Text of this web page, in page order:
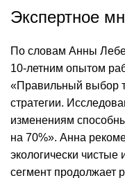
Экспертное
По словам Анны
10-летним опытом
«Правильный выбор
стратегии.
изменениям
на 70%». Анна
экологически чистые
сегмент продолжает